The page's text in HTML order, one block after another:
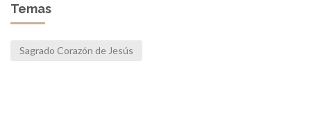
Temas
Sagrado Corazón de Jesús